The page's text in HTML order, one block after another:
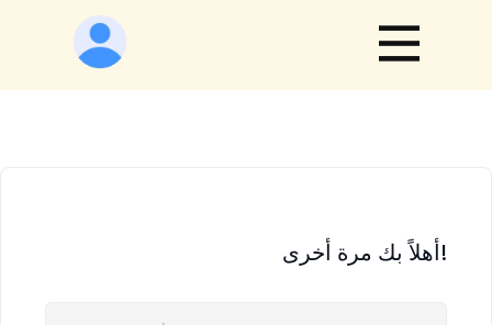
أهلاً بك مرة أخرى!